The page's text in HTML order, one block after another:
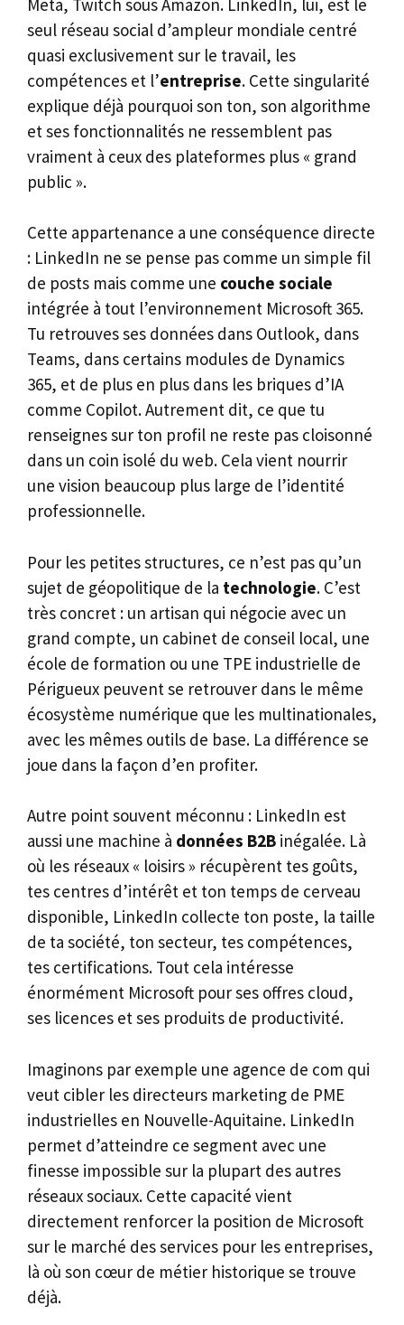
seul réseau social d’ampleur mondiale centré
quasi exclusivement sur le travail, les
compétences et l’entreprise. Cette singularité
explique déjà pourquoi son ton, son algorithme
et ses fonctionnalités ne ressemblent pas
vraiment à ceux des plateformes plus « grand
public ».
Cette appartenance a une conséquence directe
: LinkedIn ne se pense pas comme un simple fil
de posts mais comme une couche sociale
intégrée à tout l’environnement Microsoft 365.
Tu retrouves ses données dans Outlook, dans
Teams, dans certains modules de Dynamics
365, et de plus en plus dans les briques d’IA
comme Copilot. Autrement dit, ce que tu
renseignes sur ton profil ne reste pas cloisonné
dans un coin isolé du web. Cela vient nourrir
une vision beaucoup plus large de l’identité
professionnelle.
Pour les petites structures, ce n’est pas qu’un
sujet de géopolitique de la technologie. C’est
très concret : un artisan qui négocie avec un
grand compte, un cabinet de conseil local, une
école de formation ou une TPE industrielle de
Périgueux peuvent se retrouver dans le même
écosystème numérique que les multinationales,
avec les mêmes outils de base. La différence se
joue dans la façon d’en profiter.
Autre point souvent méconnu : LinkedIn est
aussi une machine à données B2B inégalée. Là
où les réseaux « loisirs » récupèrent tes goûts,
tes centres d’intérêt et ton temps de cerveau
disponible, LinkedIn collecte ton poste, la taille
de ta société, ton secteur, tes compétences,
tes certifications. Tout cela intéresse
énormément Microsoft pour ses offres cloud,
ses licences et ses produits de productivité.
Imaginons par exemple une agence de com qui
veut cibler les directeurs marketing de PME
industrielles en Nouvelle-Aquitaine. LinkedIn
permet d’atteindre ce segment avec une
finesse impossible sur la plupart des autres
réseaux sociaux. Cette capacité vient
directement renforcer la position de Microsoft
sur le marché des services pour les entreprises,
là où son cœur de métier historique se trouve
déjà.